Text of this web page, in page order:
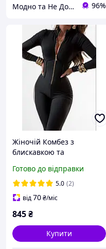
Модно та Не Дорого 96%
Жіночій Комбез з
блискавкою та
46/48, чорний, шоколад,
мікродайвінг.
Готово до відправки
5.0 (2)
від70₴/міс
845₴
Купити